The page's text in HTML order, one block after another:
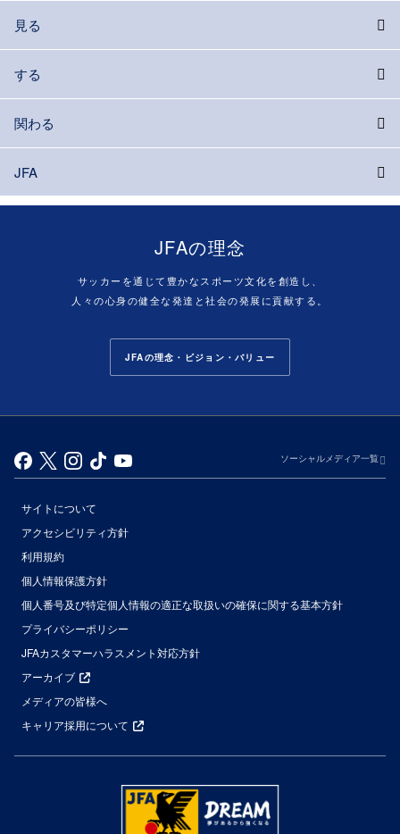
見る
する
関わる
JFA
JFAの理念
サッカーを通じて豊かなスポーツ文化を創造し、
人々の心身の健全な発達と社会の発展に貢献する。
JFAの理念・ビジョン・バリュー
ソーシャルメディア一覧
サイトについて
アクセシビリティ方針
利用規約
個人情報保護方針
個人番号及び特定個人情報の適正な取扱いの確保に関する基本方針
プライバシーポリシー
JFAカスタマーハラスメント対応方針
アーカイブ
メディアの皆様へ
キャリア採用について